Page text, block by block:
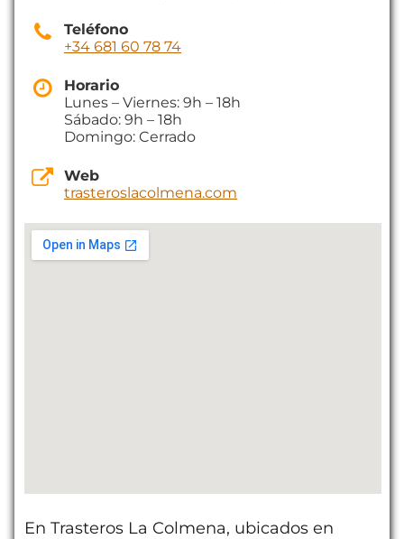
Teléfono
+34 681 60 78 74
Horario
Lunes – Viernes: 9h – 18h
Sábado: 9h – 18h
Domingo: Cerrado
Web
trasteroslacolmena.com
En Trasteros La Colmena, ubicados en